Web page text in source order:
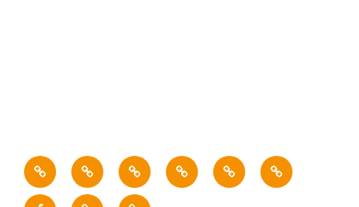
Start Nieuws Programma
Crew
Members
InschrijvenContact
–
Facebook